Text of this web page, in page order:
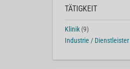
TÄTIGKEIT
Klinik (9)
Industrie / Dienstleister